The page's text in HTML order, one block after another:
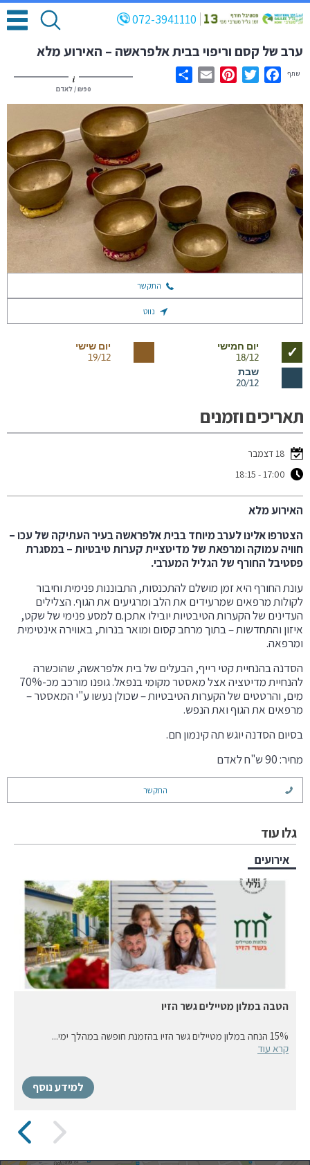
072-3941110
ערב של קסם וריפוי בבית אלפראשה – האירוע מלא
שתף i
₪90/ לאדם
התקשר
נווט
✓
יום חמישי
18/12
יום שישי
19/12
שבת
20/12
תאריכים וזמנים
האירוע מלא
הצטרפו אלינו לערב מיוחד בבית אלפראשה בעיר העתיקה של עכו –
חוויה עמוקה ומרפאת של מדיטציית קערות טיבטיות – במסגרת
פסטיבל החורף של הגליל המערבי.
עונת החורף היא זמן מושלם להתכנסות, התבוננות פנימית וחיבור
לקולות מרפאים שמרעידים את הלב ומרגיעים את הגוף. הצלילים
העדינים של הקערות הטיבטיות יובילו אתכן.ם למסע פנימי של שקט,
איזון והתחדשות – בתוך מרחב קסום ומואר בנרות, באווירה אינטימית
ומרפאה.
הסדנה בהנחיית קטי רייף, הבעלים של בית אלפראשה, שהוכשרה
להנחיית מדיטציה אצל מאסטר מקומי בנפאל. גופנו מורכב מכ-70%
מים, והרטטים של הקערות הטיבטיות – שכולן נעשו ע"י המאסטר –
מרפאים את הגוף ואת הנפש.
בסיום הסדנה יוגש תה קינמון חם.
מחיר: 90 ש"ח לאדם
התקשר
גלו עוד
אירועים
הטבה במלון מטיילים גשר הזיו
15% הנחה במלון מטיילים גשר הזיו בהזמנת חופשה במהלך ימי...
קרא עוד
למידע נוסף